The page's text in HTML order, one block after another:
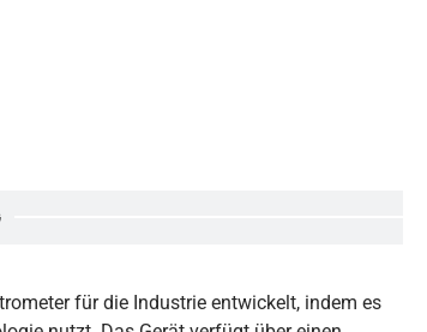
für die Industrie entwickelt, indem es